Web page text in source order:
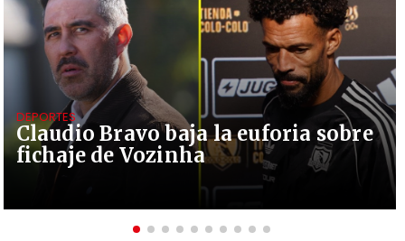
Claudio Bravo baja la euforia sobre
fichaje de Vozinha
DEPORTES